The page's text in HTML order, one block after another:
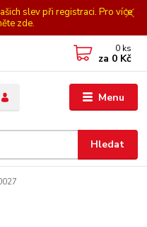
slev při registraci. Pro více
zde.
Menu
Hledat
0 ks
za 0 Kč